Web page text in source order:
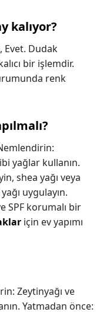
kalıyor?
Evet. Dudak
bir işlemdir.
renk
yağlar kullanın.
shea yağı veya
uygulayın.
SPF korumalı bir
için ev yapımı
Zeytinyağı ve
Yatmadan önce: